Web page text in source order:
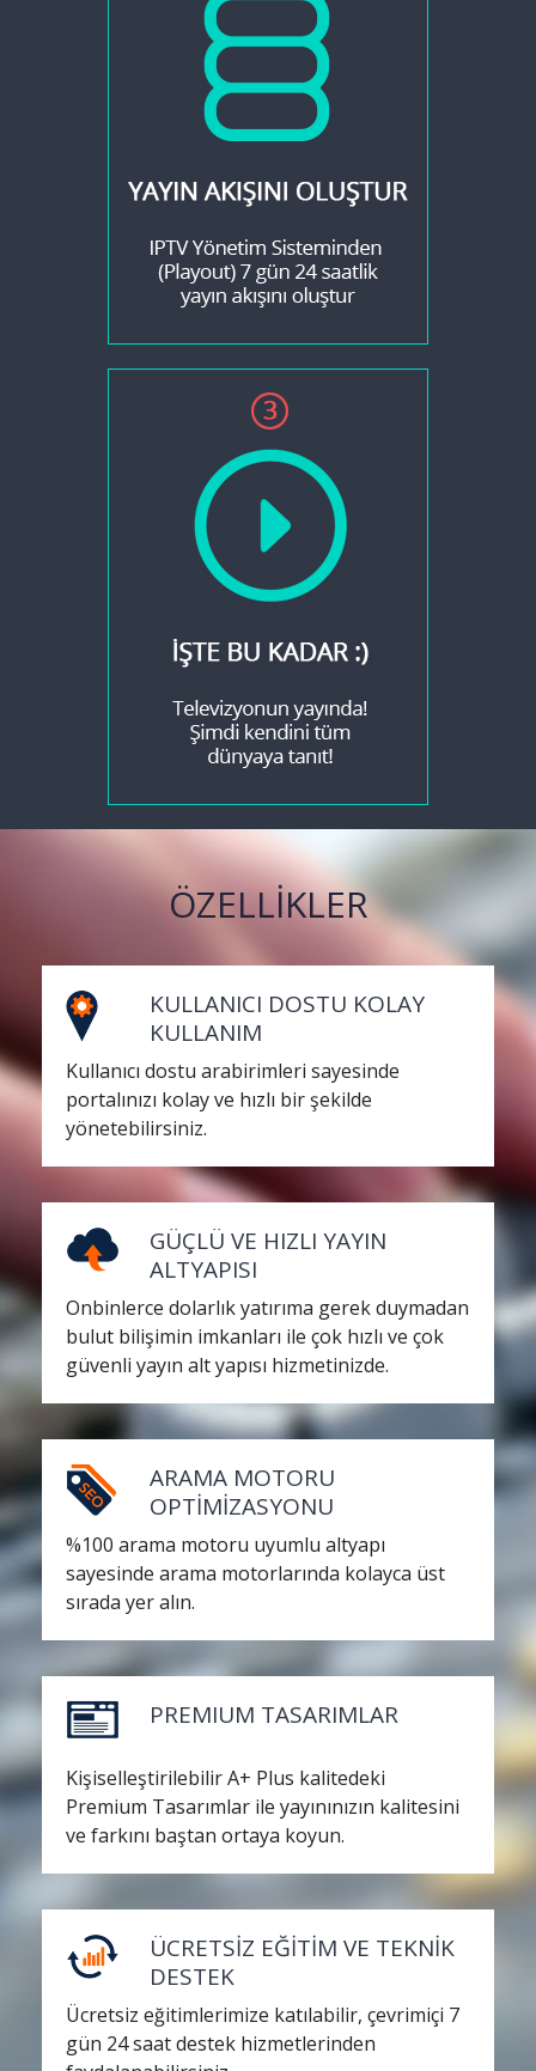
ÖZELLİKLER
KULLANICI DOSTU KOLAY
KULLANIM
Kullanıcı dostu arabirimleri sayesinde
portalınızı kolay ve hızlı bir şekilde
yönetebilirsiniz.
GÜÇLÜ VE HIZLI YAYIN
ALTYAPISI
Onbinlerce dolarlık yatırıma gerek duymadan
bulut bilişimin imkanları ile çok hızlı ve çok
güvenli yayın alt yapısı hizmetinizde.
ARAMA MOTORU
OPTİMİZASYONU
%100 arama motoru uyumlu altyapı
sayesinde arama motorlarında kolayca üst
sırada yer alın.
PREMIUM TASARIMLAR
Kişiselleştirilebilir A+ Plus kalitedeki
Premium Tasarımlar ile yayınınızın kalitesini
ve farkını baştan ortaya koyun.
ÜCRETSİZ EĞİTİM VE TEKNİK
DESTEK
Ücretsiz eğitimlerimize katılabilir, çevrimiçi 7
gün 24 saat destek hizmetlerinden